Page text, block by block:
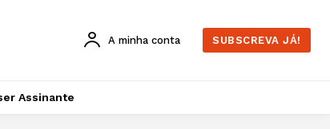
A minha conta SUBSCREVA JÁ!
Assinante